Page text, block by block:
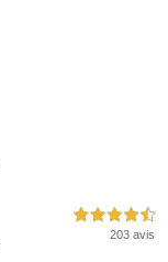
4,5 étoiles sur 5
203 avis